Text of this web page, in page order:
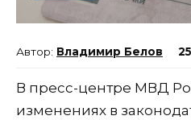
Владимир Белов
В пресс-центре МВД
изменениях в